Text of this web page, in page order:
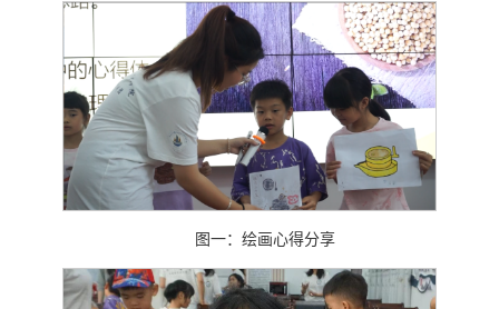
图一：绘画心得分享